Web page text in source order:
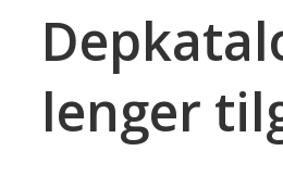
lenger